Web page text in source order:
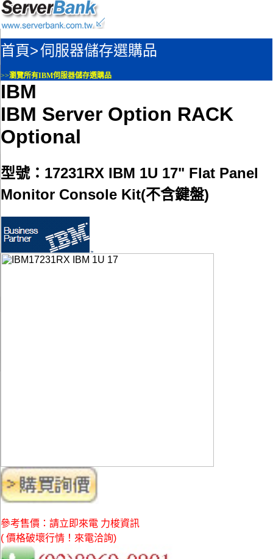
首頁>伺服器儲存選購品
>>瀏覽所有IBM伺服器儲存選購品
IBM
IBM Server Option RACK
Optional
型號：17231RX IBM 1U 17" Flat Panel
Monitor Console Kit(不含鍵盤)
參考售價：請立即來電 力梭資訊
( 價格破壞行情！來電洽詢)